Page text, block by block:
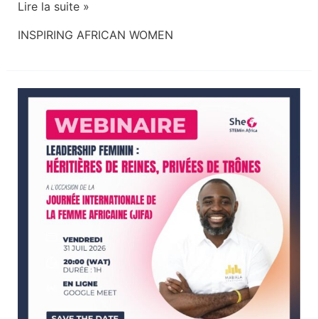
Lire la suite »
INSPIRING AFRICAN WOMEN
Héritières
Reines,
privées
Trônes